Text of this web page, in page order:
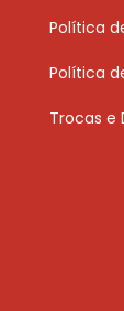
Política
Política
Trocas e